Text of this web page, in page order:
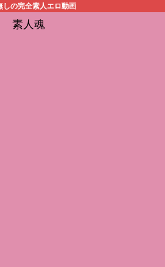
しの完全素人エロ動画
素人魂